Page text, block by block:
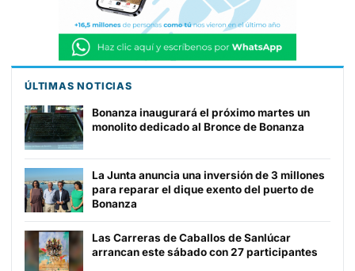
ÚLTIMAS NOTICIAS
Bonanza inaugurará el próximo martes un
monolito dedicado al Bronce de Bonanza
La Junta anuncia una inversión de 3 millones
para reparar el dique exento del puerto de
Bonanza
Las Carreras de Caballos de Sanlúcar
arrancan este sábado con 27 participantes